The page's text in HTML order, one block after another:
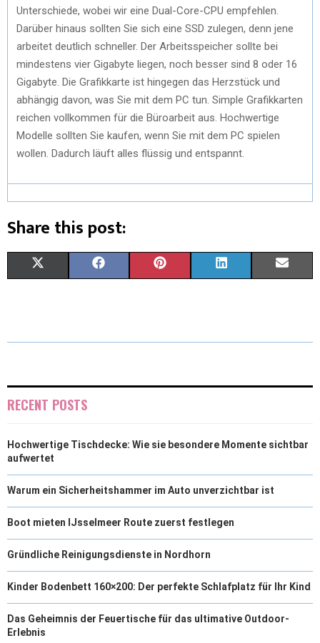
Unterschiede, wobei wir eine Dual-Core-CPU empfehlen.
Darüber hinaus sollten Sie sich eine SSD zulegen, denn jene
arbeitet deutlich schneller. Der Arbeitsspeicher sollte bei
mindestens vier Gigabyte liegen, noch besser sind 8 oder 16
Gigabyte. Die Grafikkarte ist hingegen das Herzstück und
abhängig davon, was Sie mit dem PC tun. Simple Grafikkarten
reichen vollkommen für die Büroarbeit aus. Hochwertige
Modelle sollten Sie kaufen, wenn Sie mit dem PC spielen
wollen. Dadurch läuft alles flüssig und entspannt.
Share this post:
W
E
)
E
K
T
S
K
N
I
RECENT POSTS
Hochwertige Tischdecke: Wie sie besondere Momente sichtbar
aufwertet
Warum ein Sicherheitshammer im Auto unverzichtbar ist
Boot mieten IJsselmeer Route zuerst festlegen
Gründliche Reinigungsdienste in Nordhorn
Kinder Bodenbett 160×200: Der perfekte Schlafplatz für Ihr Kind
Das Geheimnis der Feuertische für das ultimative Outdoor-
Erlebnis